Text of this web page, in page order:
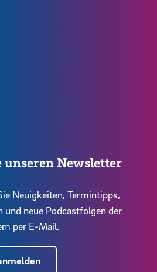
Newsletter
Neuigkeiten, Termintipps,
neue Podcastfolgen der
per E-Mail.